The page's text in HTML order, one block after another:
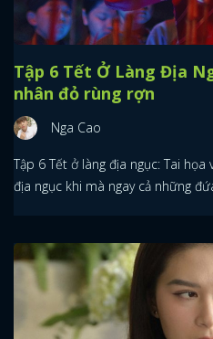
Tập 6 Tết Ở Làng Địa
nhân đỏ rùng rợn
Nga Cao
Tập 6 Tết ở làng địa ngục: Tai
địa ngục khi mà ngay cả những